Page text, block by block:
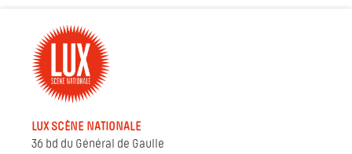
LUX SCÈNE NATIONALE
36 bd du Général de Gaulle